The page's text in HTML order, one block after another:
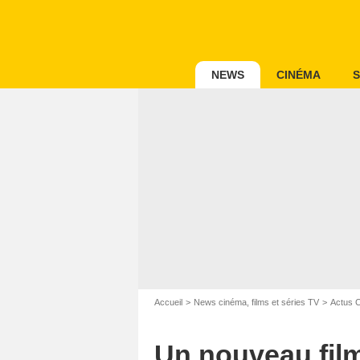
NEWS CINÉMA
Accueil News cinéma, films et séries TV Actus